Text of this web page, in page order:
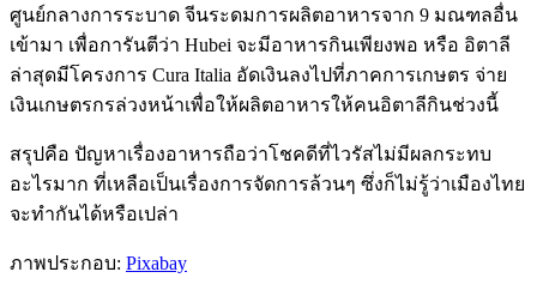
ศูนย์กลางการระบาด จีนระดมการผลิตอาหารจาก 9 มณฑลอื่น
เข้ามา เพื่อการันตีว่า Hubei จะมีอาหารกินเพียงพอ หรือ อิตาลี
ล่าสุดมีโครงการ Cura Italia อัดเงินลงไปที่ภาคการเกษตร จ่าย
เงินเกษตรกรล่วงหน้าเพื่อให้ผลิตอาหารให้คนอิตาลีกินช่วงนี้
สรุปคือ ปัญหาเรื่องอาหารถือว่าโชคดีที่ไวรัสไม่มีผลกระทบ
อะไรมาก ที่เหลือเป็นเรื่องการจัดการล้วนๆ ซึ่งก็ไม่รู้ว่าเมืองไทย
จะทำกันได้หรือเปล่า
ภาพประกอบ: Pixabay